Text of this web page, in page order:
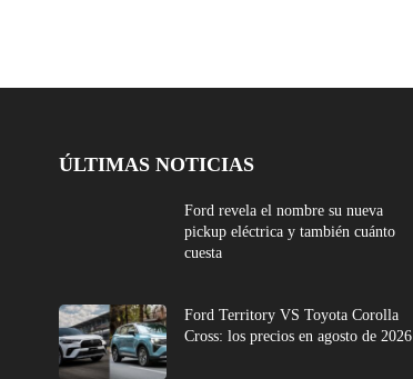
ÚLTIMAS NOTICIAS
Ford revela el nombre su nueva
pickup eléctrica y también cuánto
cuesta
Ford Territory VS Toyota Corolla
Cross: los precios en agosto de 2026